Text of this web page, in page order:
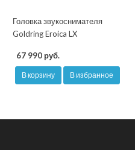
Головка звукоснимателя
Goldring Eroica LX
67 990 руб.
В корзину В избранное